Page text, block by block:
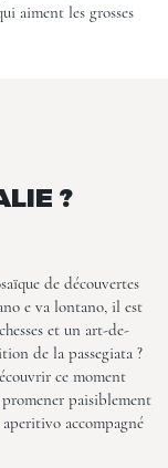
aiment les grosses
?
de découvertes
e va lontano, il est
et un art-de-
de la passegiata ?
ce moment
paisiblement
accompagné